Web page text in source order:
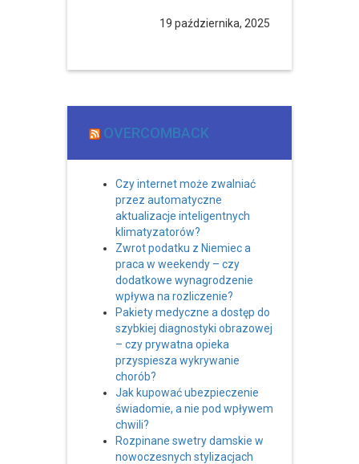
19 października, 2025
OVERCOMBACK
Czy internet może zwalniać
przez automatyczne
aktualizacje inteligentnych
klimatyzatorów?
Zwrot podatku z Niemiec a
praca w weekendy – czy
dodatkowe wynagrodzenie
wpływa na rozliczenie?
Pakiety medyczne a dostęp do
szybkiej diagnostyki obrazowej
– czy prywatna opieka
przyspiesza wykrywanie
chorób?
Jak kupować ubezpieczenie
świadomie, a nie pod wpływem
chwili?
Rozpinane swetry damskie w
nowoczesnych stylizacjach